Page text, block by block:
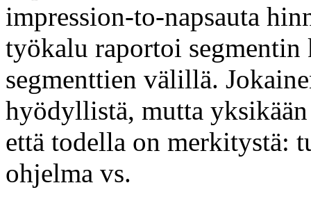
impression-to-napsauta
työkalu raportoi
segmenttien välillä.
hyödyllistä, mutta
että todella on merkitystä:
ohjelma vs.